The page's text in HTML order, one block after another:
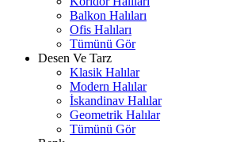
Balkon Halıları
Ofis Halıları
Tümünü Gör
Desen Ve Tarz
Klasik Halılar
Modern Halılar
İskandinav Halılar
Geometrik Halılar
Tümünü Gör